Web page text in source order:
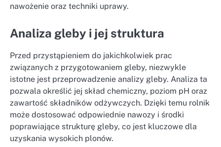
nawożenie oraz techniki uprawy.
Analiza gleby i jej struktura
Przed przystąpieniem do jakichkolwiek prac
związanych z przygotowaniem gleby, niezwykle
istotne jest przeprowadzenie analizy gleby. Analiza ta
pozwala określić jej skład chemiczny, poziom pH oraz
zawartość składników odżywczych. Dzięki temu rolnik
może dostosować odpowiednie nawozy i środki
poprawiające strukturę gleby, co jest kluczowe dla
uzyskania wysokich plonów.